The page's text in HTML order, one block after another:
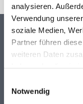
analysieren.
Verwendung
soziale Medien,
Partner führen
weiteren Daten
Notwendig
besuchen. Sie sind